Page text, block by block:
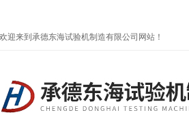
欢迎来到承德东海试验机制造有限公司网站！